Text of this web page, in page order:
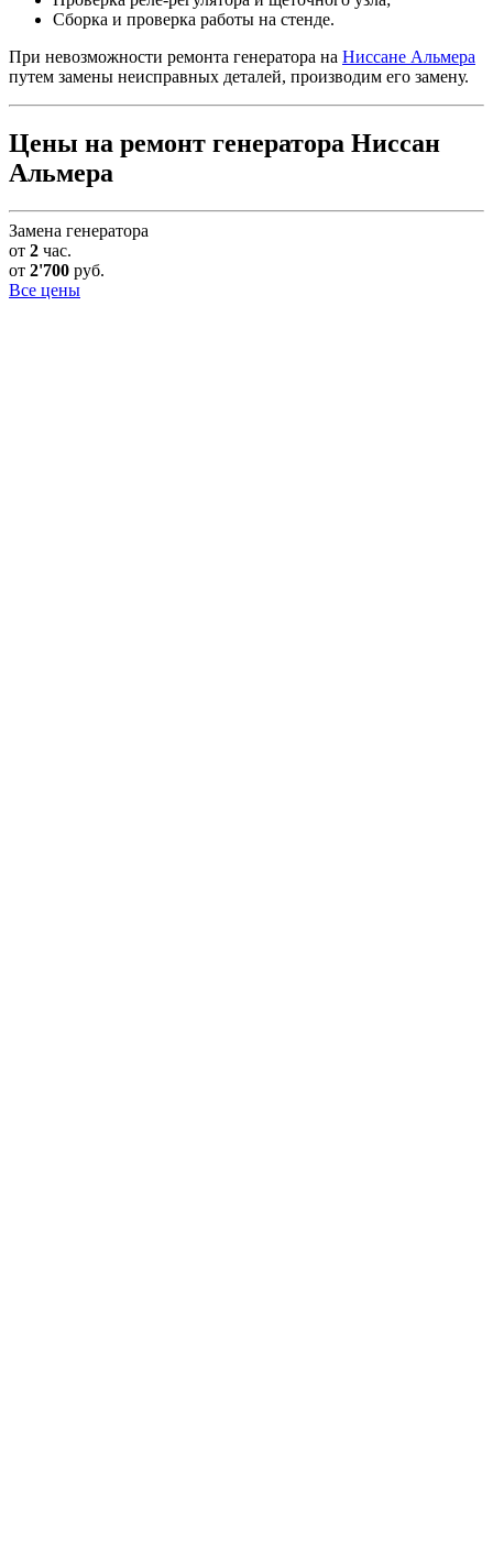
Сборка и проверка работы на стенде.
При невозможности ремонта генератора на Ниссане Альмера
путем замены неисправных деталей, производим его замену.
Цены на ремонт генератора Ниссан
Альмера
Замена генератора
от 2 час.
от 2'700 руб.
Все цены